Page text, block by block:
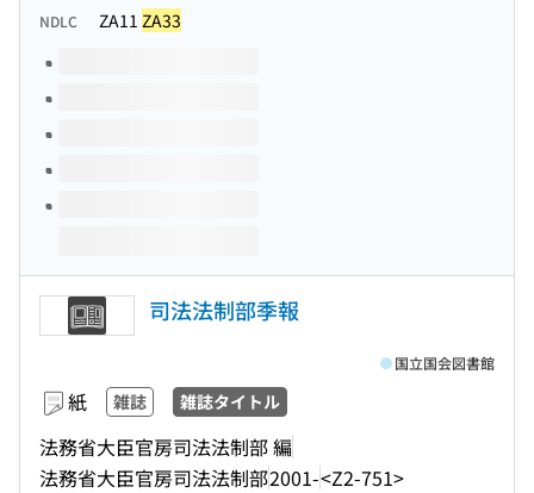
NDLC ZA11 ZA33
このタイトルの巻号
司法法制部季報
紙 雑誌 雑誌タイトル
法務省大臣官房司法法制部 編
法務省大臣官房司法法制部2001-<Z2-751>
国立国会図書館